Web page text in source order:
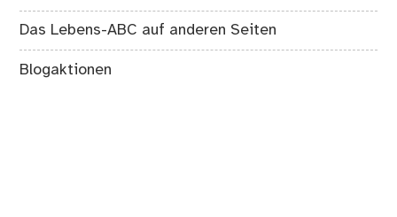
Das Lebens-ABC auf anderen Seiten
Blogaktionen